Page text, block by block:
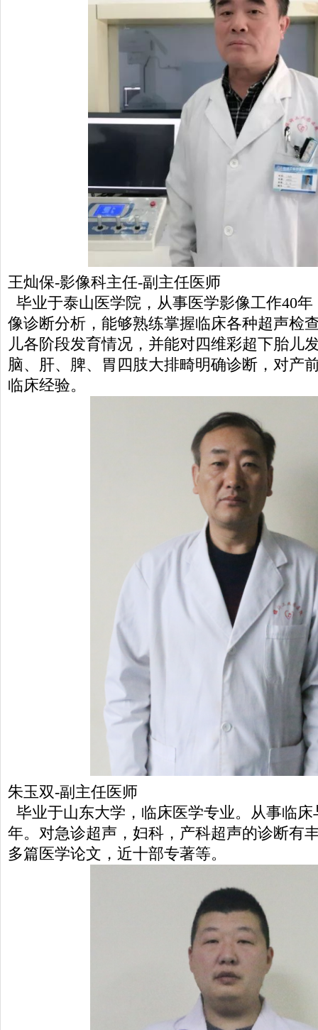
王灿保-影像科主任-副主任医师
毕业于泰山医学院，从事医学影像工作40
像诊断分析，能够熟练掌握临床各种超声检
儿各阶段发育情况，并能对四维彩超下胎儿
脑、肝、脾、胃四肢大排畸明确诊断，对产
临床经验。
朱玉双-副主任医师
毕业于山东大学，临床医学专业。从事临床
年。对急诊超声，妇科，产科超声的诊断有
多篇医学论文，近十部专著等。